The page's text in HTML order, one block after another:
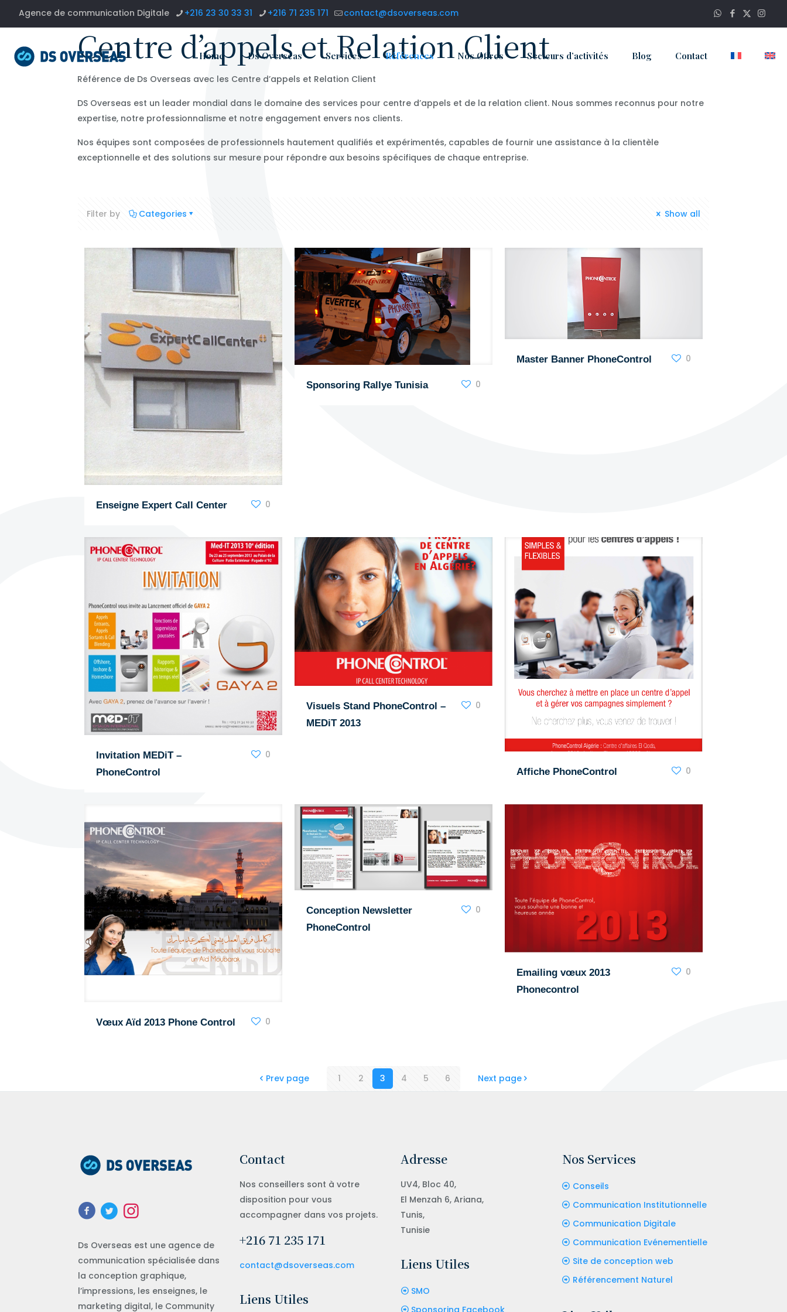
Agence de communication Digitale +216 23 30 33 31 +216 71 235 171 contact@dsoverseas.com
Home Ds Overseas Services Références Nos Offres Secteurs d’activités Blog Contact
Centre d’appels et Relation Client
Référence de Ds Overseas avec les Centre d’appels et Relation Client
DS Overseas est un leader mondial dans le domaine des services pour centre d’appels et de la relation client. Nous sommes reconnus pour notre
expertise, notre professionnalisme et notre engagement envers nos clients.
Nos équipes sont composées de professionnels hautement qualifiés et expérimentés, capables de fournir une assistance à la clientèle
exceptionnelle et des solutions sur mesure pour répondre aux besoins spécifiques de chaque entreprise.
Filter by Categories Show all
Enseigne Expert Call Center 0
Sponsoring Rallye Tunisia 0
Master Banner PhoneControl 0
Invitation MEDiT –
PhoneControl
0
Visuels Stand PhoneControl –
MEDiT 2013
0
Affiche PhoneControl 0
Vœux Aïd 2013 Phone Control 0
Conception Newsletter
PhoneControl
0
Emailing vœux 2013
Phonecontrol
0
Prev page 1 2 3 4 5 6 Next page
Ds Overseas est une agence de
communication spécialisée dans
la conception graphique,
l’impressions, les enseignes, le
marketing digital, le Community
Contact
Nos conseillers sont à votre
disposition pour vous
accompagner dans vos projets.
+216 71 235 171
contact@dsoverseas.com
Liens Utiles
Adresse
UV4, Bloc 40,
El Menzah 6, Ariana,
Tunis,
Tunisie
Liens Utiles
SMO
Sponsoring Facebook
Nos Services
Conseils
Communication Institutionnelle
Communication Digitale
Communication Evénementielle
Site de conception web
Référencement Naturel